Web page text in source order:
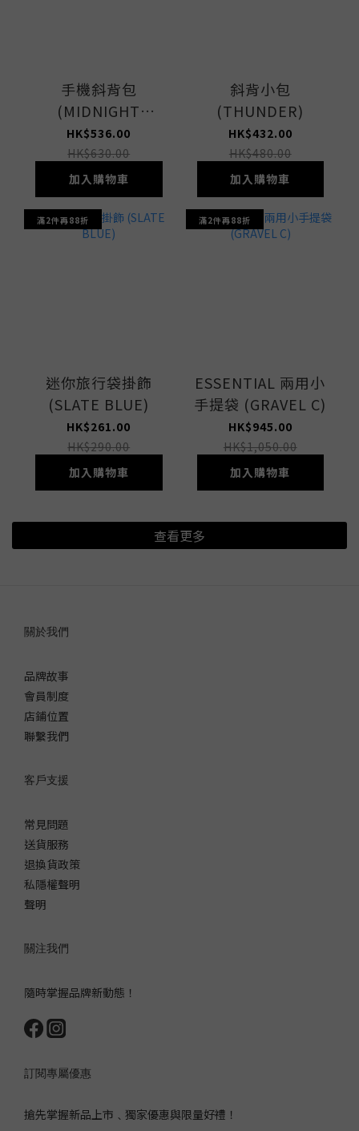
手機斜背包
(MIDNIGHT
GREEN)
HK$536.00
HK$630.00
加入購物車
斜背小包
(THUNDER)
HK$432.00
HK$480.00
加入購物車
滿2件再88折
迷你旅行袋掛飾
(SLATE BLUE)
HK$261.00
HK$290.00
加入購物車
滿2件再88折
ESSENTIAL 兩用小
手提袋 (GRAVEL C)
HK$945.00
HK$1,050.00
加入購物車
查看更多
關於我們
品牌故事
會員制度
店鋪位置
聯繫我們
客戶支援
常見問題
送貨服務
退換貨政策
私隱權聲明
聲明
關注我們
隨時掌握品牌新動態！
訂閱專屬優惠
搶先掌握新品上市﹑獨家優惠與限量好禮！